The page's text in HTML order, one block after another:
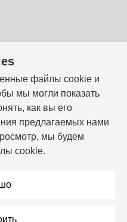
файлы cookie и
мы могли показать
как вы его
предлагаемых нами
мы будем
cookie.
10:00 – 19:00